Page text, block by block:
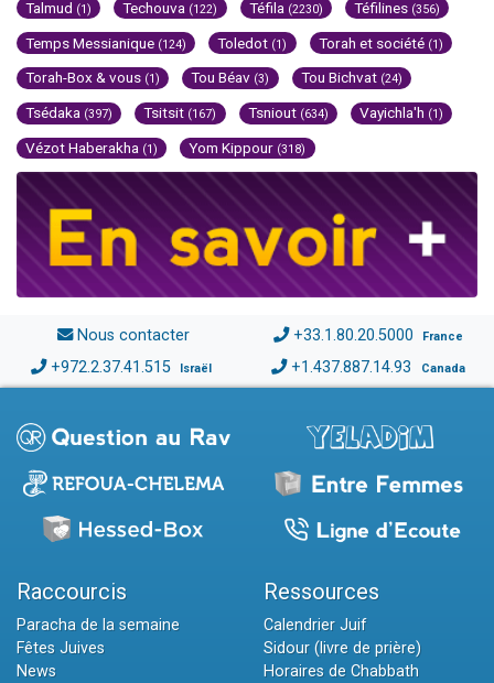
Talmud (1) Techouva (122) Téfila (2230) Téfilines (356)
Temps Messianique (124) Toledot (1) Torah et société (1)
Torah-Box & vous (1) Tou Béav (3) Tou Bichvat (24)
Tsédaka (397) Tsitsit (167) Tsniout (634) Vayichla'h (1)
Vézot Haberakha (1) Yom Kippour (318)
Nous contacter +33.1.80.20.5000 France
+972.2.37.41.515 Israël +1.437.887.14.93 Canada
Raccourcis
Paracha de la semaine
Fêtes Juives
News
Ressources
Calendrier Juif
Sidour (livre de prière)
Horaires de Chabbath